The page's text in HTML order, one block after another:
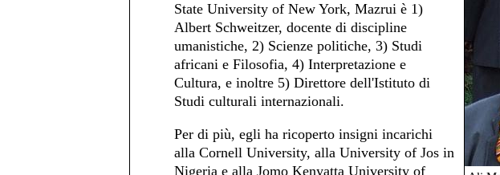
State University of New York, Mazrui è 1)
Albert Schweitzer, docente di discipline
umanistiche, 2) Scienze politiche, 3) Studi
africani e Filosofia, 4) Interpretazione e
Cultura, e inoltre 5) Direttore dell'Istituto di
Studi culturali internazionali.
Per di più, egli ha ricoperto insigni incarichi
alla Cornell University, alla University of Jos in
Nigeria e alla Jomo Kenyatta University of